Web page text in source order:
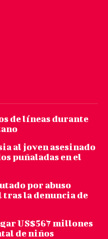
de líneas durante
al joven asesinado
puñaladas en el
por abuso
tras la denuncia de
US$567 millones
de niños